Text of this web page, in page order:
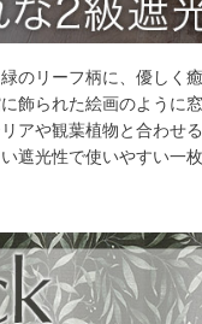
のリーフ柄に、優しく
飾られた絵画のように
アや観葉植物と合わせ
遮光性で使いやすい一